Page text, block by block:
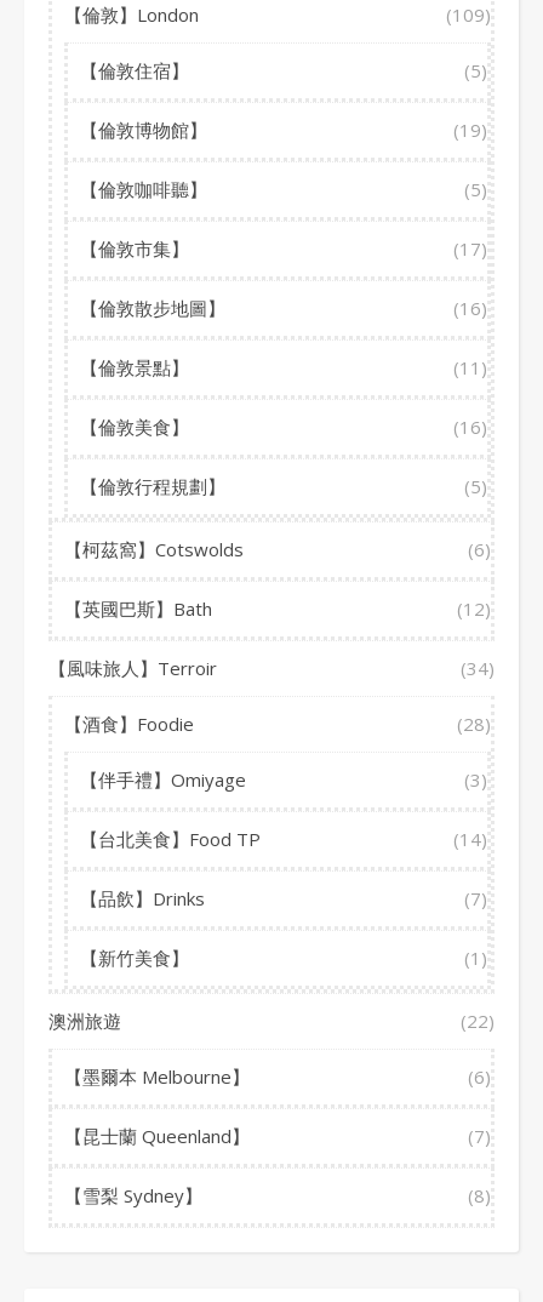
【倫敦】London (109)
【倫敦住宿】 (5)
【倫敦博物館】 (19)
【倫敦咖啡聽】 (5)
【倫敦市集】 (17)
【倫敦散步地圖】 (16)
【倫敦景點】 (11)
【倫敦美食】 (16)
【倫敦行程規劃】 (5)
【柯茲窩】Cotswolds (6)
【英國巴斯】Bath (12)
【風味旅人】Terroir (34)
【酒食】Foodie (28)
【伴手禮】Omiyage (3)
【台北美食】Food TP (14)
【品飲】Drinks (7)
【新竹美食】 (1)
澳洲旅遊 (22)
【墨爾本 Melbourne】 (6)
【昆士蘭 Queenland】 (7)
【雪梨 Sydney】 (8)